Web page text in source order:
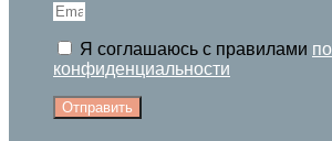
Я соглашаюсь с правилами
конфиденциальности
Отправить